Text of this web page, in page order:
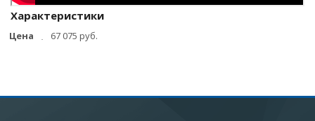
Характеристики
Цена 67 075 руб.